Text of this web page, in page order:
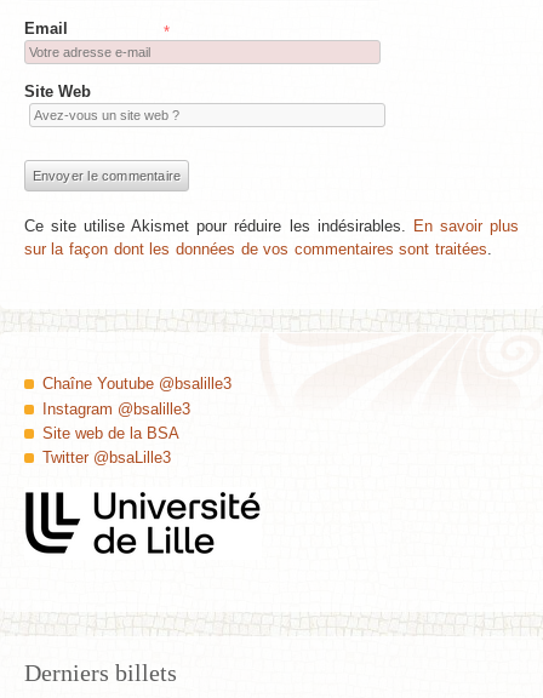
Email *
Site Web
Ce site utilise Akismet pour réduire les indésirables. En savoir plus
sur la façon dont les données de vos commentaires sont traitées.
Chaîne Youtube @bsalille3
Instagram @bsalille3
Site web de la BSA
Twitter @bsaLille3
Derniers billets